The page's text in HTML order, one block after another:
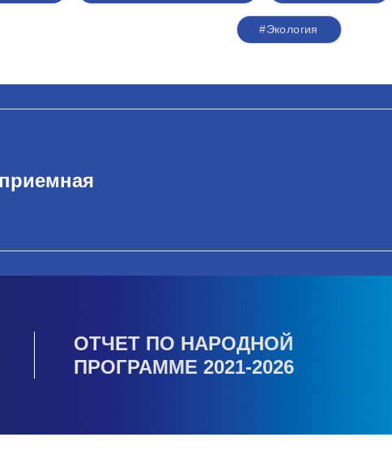
#Экология
ОТЧЕТ ПО НАРОДНОЙ
ПРОГРАММЕ 2021-2026